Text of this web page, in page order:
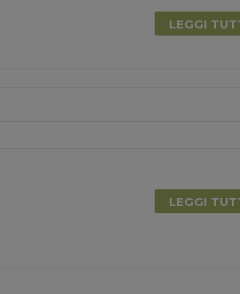
LEGGI
LEGGI